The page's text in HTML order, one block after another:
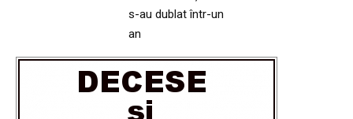
s-au dublat într-un
an